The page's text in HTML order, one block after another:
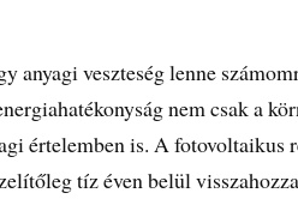
anyagi veszteség lenne
nem csak a
értelemben is. A fotovoltaikus
tíz éven belül